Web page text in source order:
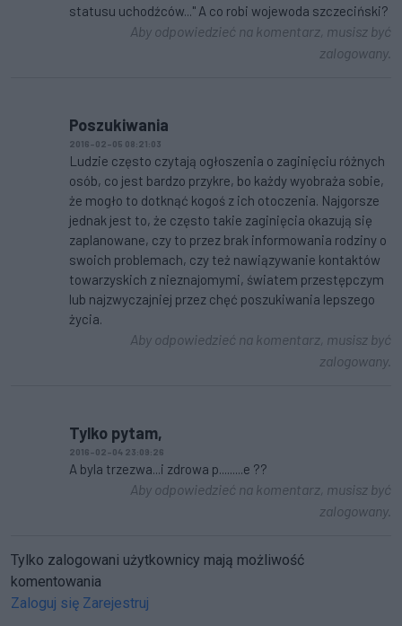
statusu uchodźców..." A co robi wojewoda szczeciński?
Aby odpowiedzieć na komentarz, musisz być
zalogowany.
Poszukiwania
2016-02-05 08:21:03
Ludzie często czytają ogłoszenia o zaginięciu różnych
osób, co jest bardzo przykre, bo każdy wyobraża sobie,
że mogło to dotknąć kogoś z ich otoczenia. Najgorsze
jednak jest to, że często takie zaginięcia okazują się
zaplanowane, czy to przez brak informowania rodziny o
swoich problemach, czy też nawiązywanie kontaktów
towarzyskich z nieznajomymi, światem przestępczym
lub najzwyczajniej przez chęć poszukiwania lepszego
życia.
Aby odpowiedzieć na komentarz, musisz być
zalogowany.
Tylko pytam,
2016-02-04 23:09:26
A byla trzezwa...i zdrowa p.........e ??
Aby odpowiedzieć na komentarz, musisz być
zalogowany.
Tylko zalogowani użytkownicy mają możliwość
komentowania
Zaloguj się Zarejestruj